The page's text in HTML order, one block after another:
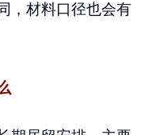
，材料口径也会有